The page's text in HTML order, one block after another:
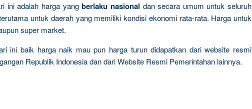
ini adalah harga yangberlaku nasional dan secara umum untuk seluruh
untuk daerah yang memiliki kondisi ekonomi rata-rata. Harga untuk
super market.
ini baik harga naik mau pun harga turun didapatkan dari website resmi
Republik Indonesia dan dari Website Resmi Pemerintahan lainnya.